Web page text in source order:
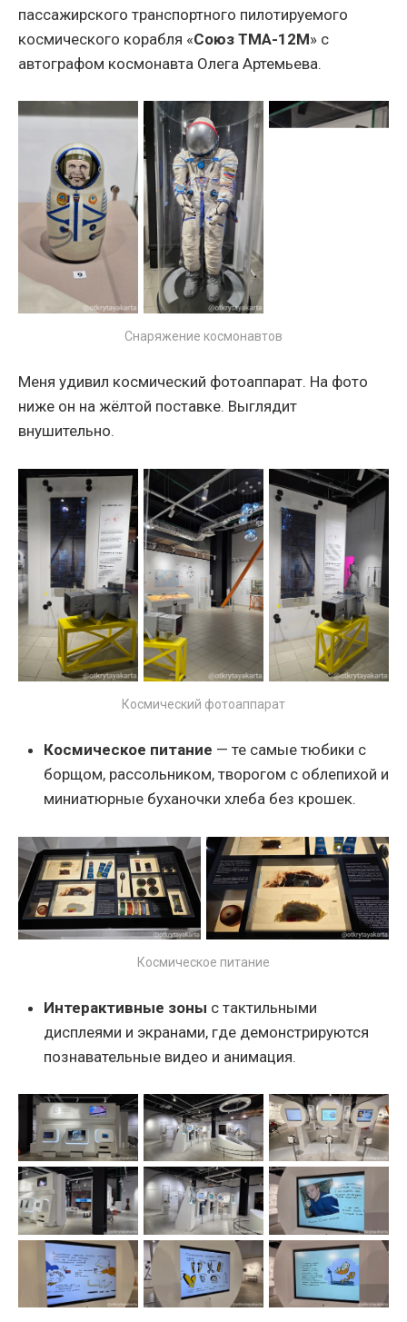
пассажирского транспортного пилотируемого
космического корабля «Союз ТМА-12М» с
автографом космонавта Олега Артемьева.
Снаряжение космонавтов
Меня удивил космический фотоаппарат. На фото
ниже он на жёлтой поставке. Выглядит
внушительно.
Космический фотоаппарат
Космическое питание — те самые тюбики с
борщом, рассольником, творогом с облепихой и
миниатюрные буханочки хлеба без крошек.
Космическое питание
Интерактивные зоны с тактильными
дисплеями и экранами, где демонстрируются
познавательные видео и анимация.